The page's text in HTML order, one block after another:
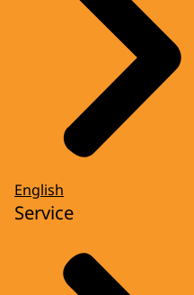
English
Service